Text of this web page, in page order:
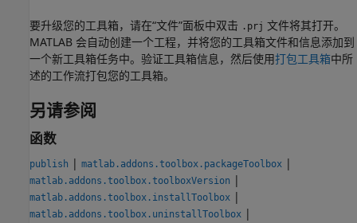
要升级您的工具箱，请在“文件”面板中双击 .prj 文件将其打开。
MATLAB 会自动创建一个工程，并将您的工具箱文件和信息添加到
一个新工具箱任务中。验证工具箱信息，然后使用打包工具箱中所
述的工作流打包您的工具箱。
另请参阅
函数
publish | matlab.addons.toolbox.packageToolbox |
matlab.addons.toolbox.toolboxVersion |
matlab.addons.toolbox.installToolbox |
matlab.addons.toolbox.uninstallToolbox |